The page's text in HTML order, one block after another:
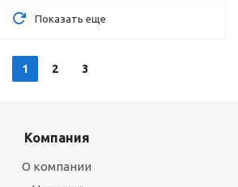
Показать еще
1 2 3
Компания
О компании